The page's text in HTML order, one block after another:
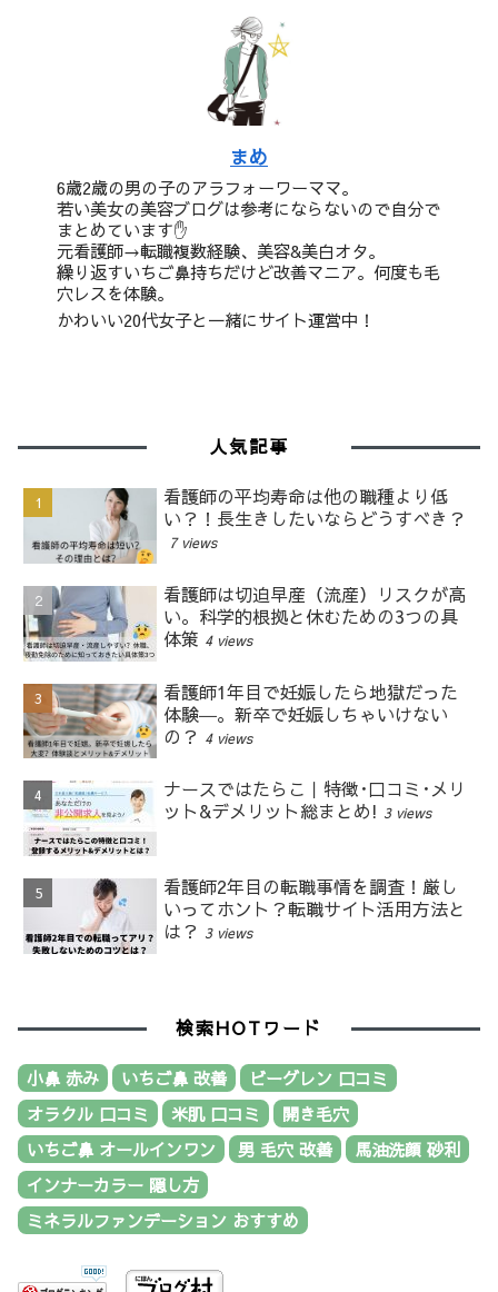
まめ
6歳2歳の男の子のアラフォーワーママ。
若い美女の美容ブログは参考にならないので自分で
まとめています✋
元看護師→転職複数経験、美容&美白オタ。
繰り返すいちご鼻持ちだけど改善マニア。何度も毛
穴レスを体験。
かわいい20代女子と一緒にサイト運営中！
人気記事
看護師の平均寿命は他の職種より低
い？！長生きしたいならどうすべき？
7 views
看護師は切迫早産（流産）リスクが高
い。科学的根拠と休むための3つの具
体策 4 views
看護師1年目で妊娠したら地獄だった
体験―。新卒で妊娠しちゃいけない
の？ 4 views
ナースではたらこ｜特徴･口コミ･メリ
ット&デメリット総まとめ! 3 views
看護師2年目の転職事情を調査！厳し
いってホント？転職サイト活用方法と
は？ 3 views
検索HOTワード
小鼻 赤み いちご鼻 改善
ビーグレン 口コミ
オラクル 口コミ
米肌 口コミ
開き毛穴
いちご鼻 オールインワン
男 毛穴 改善
馬油洗顔 砂利
インナーカラー 隠し方
ミネラルファンデーション おすすめ